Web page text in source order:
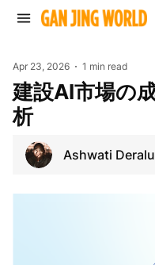
Apr 23, 2026 1 min read
建設AI市場の成長率と市場機会分
析
Ashwati Deralu